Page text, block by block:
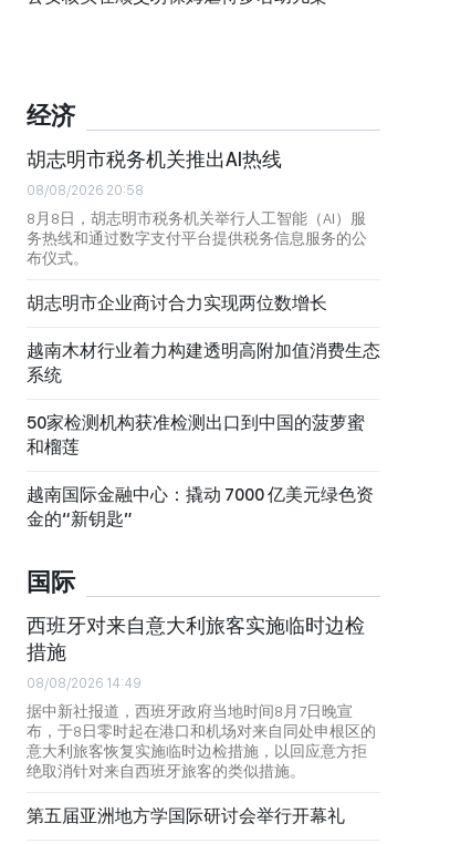
经济
胡志明市税务机关推出AI热线
08/08/2026 20:58
8月8日，胡志明市税务机关举行人工智能（AI）服
务热线和通过数字支付平台提供税务信息服务的公
布仪式。
胡志明市企业商讨合力实现两位数增长
越南木材行业着力构建透明高附加值消费生态
系统
50家检测机构获准检测出口到中国的菠萝蜜
和榴莲
越南国际金融中心：撬动 7000 亿美元绿色资
金的“新钥匙”
国际
西班牙对来自意大利旅客实施临时边检
措施
08/08/2026 14:49
据中新社报道，西班牙政府当地时间8月7日晚宣
布，于8日零时起在港口和机场对来自同处申根区的
意大利旅客恢复实施临时边检措施，以回应意方拒
绝取消针对来自西班牙旅客的类似措施。
第五届亚洲地方学国际研讨会举行开幕礼